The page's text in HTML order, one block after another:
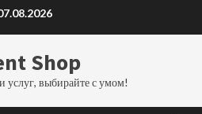
Shop
услуг, выбирайте с умом!